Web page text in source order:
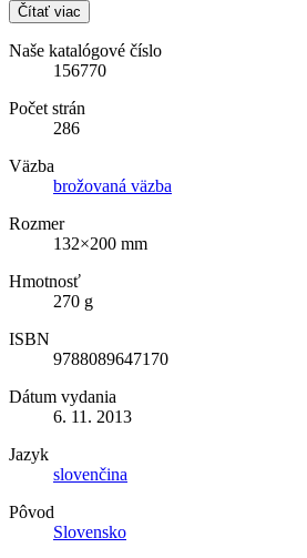
Čítať viac
Naše katalógové číslo
156770
Počet strán
286
Väzba
brožovaná väzba
Rozmer
132×200 mm
Hmotnosť
270 g
ISBN
9788089647170
Dátum vydania
6. 11. 2013
Jazyk
slovenčina
Pôvod
Slovensko